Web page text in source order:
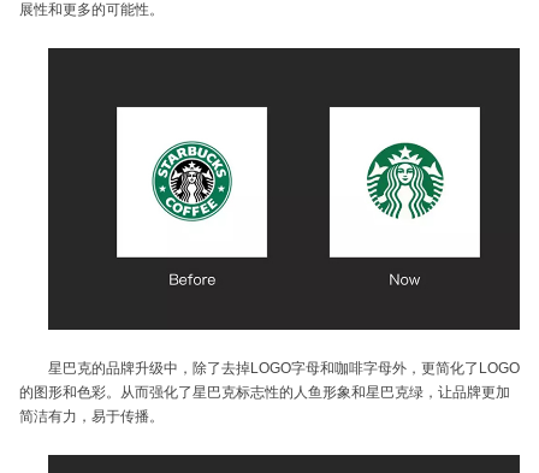
展性和更多的可能性。
星巴克的品牌升级中，除了去掉LOGO字母和咖啡字母外，更简化了LOGO
的图形和色彩。从而强化了星巴克标志性的人鱼形象和星巴克绿，让品牌更加
简洁有力，易于传播。